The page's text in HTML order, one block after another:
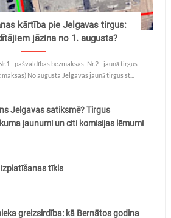
kārtība pie Jelgavas tirgus:
jāzina no 1. augusta?
- pašvaldības bezmaksas; Nr.2 - jaunā tirgus
No augusta Jelgavas jaunā tirgus st...
Jelgavas satiksmē? Tirgus
jaunumi un citi komisijas lēmumi
tīkls
greizsirdība: kā Bernātos godina